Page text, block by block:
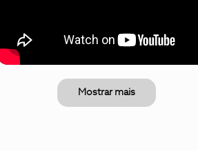
Mostrar mais